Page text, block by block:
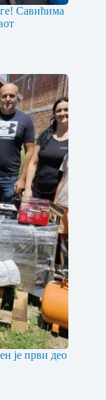
Савићима
је први део